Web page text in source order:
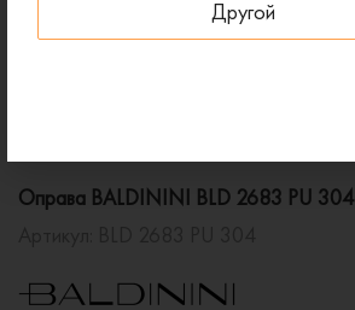
Другой
Оправа BALDININI BLD 2683 PU 304